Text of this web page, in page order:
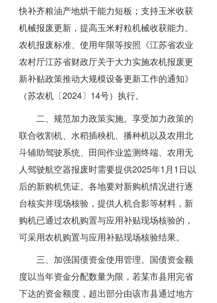
快补齐粮油产地烘干能力短板；支持玉米收获
机械报废更新，提高玉米籽粒机械收获能力。
农机报废标准、使用年限等按照《江苏省农业
农村厅江苏省财政厅关于大力实施农机报废更
新补贴政策推动大规模设备更新工作的通知》
（苏农机〔2024〕14号）执行。
二、规范加力政策实施。享受加力政策的
联合收割机、水稻插秧机、播种机以及农用北
斗辅助驾驶系统、田间作业监测终端、农用无
人驾驶航空器报废时需要提供2025年1月1日以
后的新购机凭证。各地要对新购机情况进行逐
台核实并现场核验，提供人机合影等材料，新
购机已通过农机购置与应用补贴现场核验的，
可采用农机购置与应用补贴现场核验结果。
三、加强国债资金使用管理。国债资金额
度以当年资金分配数量为限，若某市县用完省
下达的资金额度，超出部分由该市县通过地方